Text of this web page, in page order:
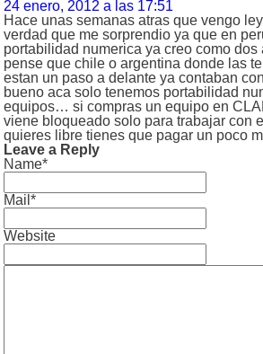
24 enero, 2012 a las 17:51
Hace unas semanas atras que vengo
verdad que me sorprendio ya que en
portabilidad numerica ya creo como dos
pense que chile o argentina donde las
estan un paso a delante ya contaban
bueno aca solo tenemos portabilidad
equipos… si compras un equipo en
viene bloqueado solo para trabajar con
quieres libre tienes que pagar un poco
Leave a Reply
Name*
Mail*
Website